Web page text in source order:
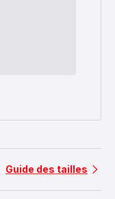
Guide des tailles